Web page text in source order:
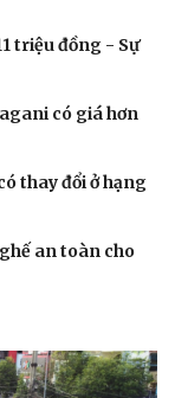
triệu đồng - Sự
có giá hơn
thay đổi ở hạng
an toàn cho